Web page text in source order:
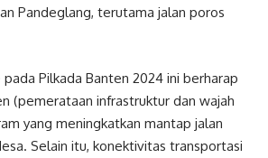
Pandeglang, terutama jalan poros
Pilkada Banten 2024 ini berharap
(pemerataan infrastruktur dan wajah
yang meningkatkan mantap jalan
Selain itu, konektivitas transportasi